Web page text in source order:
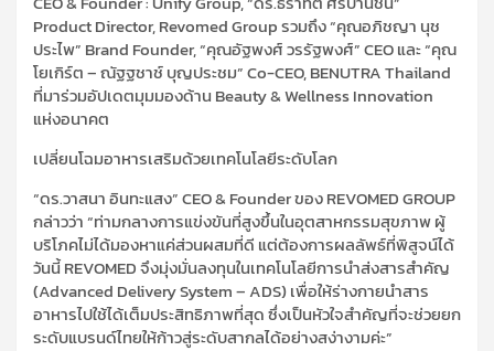
Product Director, Revomed Group รวมถึง “คุณอภิชญา นุช
ประไพ” Brand Founder, “คุณอัฐพงศ์ วรรัฐพงศ์” CEO และ “คุณ
โยเกิร์ต – ณัฐฐชาช์ บุญประชม” Co-CEO, BENUTRA Thailand
ที่มาร่วมอัปเดตมุมมองด้าน Beauty & Wellness Innovation
แห่งอนาคต
เปลี่ยนโฉมอาหารเสริมด้วยเทคโนโลยีระดับโลก
“ดร.วาสนา อินทะแสง” CEO & Founder ของ REVOMED GROUP
กล่าวว่า “ท่ามกลางการแข่งขันที่สูงขึ้นในอุตสาหกรรมสุขภาพ ผู้
บริโภคไม่ได้มองหาแค่ส่วนผสมที่ดี แต่ต้องการผลลัพธ์ที่พิสูจน์ได้
วันนี้ REVOMED จึงมุ่งมั่นลงทุนในเทคโนโลยีการนำส่งสารสำคัญ
(Advanced Delivery System – ADS) เพื่อให้ร่างกายนำสาร
อาหารไปใช้ได้เต็มประสิทธิภาพที่สุด ซึ่งเป็นหัวใจสำคัญที่จะช่วยยก
ระดับแบรนด์ไทยให้ก้าวสู่ระดับสากลได้อย่างสง่างามค่ะ”